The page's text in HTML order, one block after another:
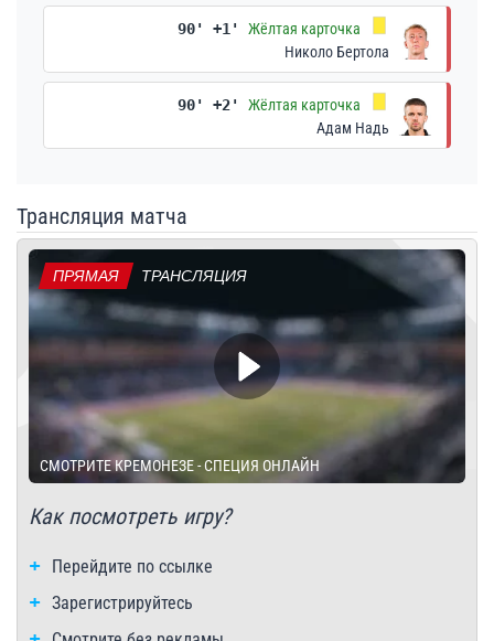
90' +1'
Жёлтая карточка
Николо Бертола
90' +2'
Жёлтая карточка
Адам Надь
Трансляция матча
ПРЯМАЯ ТРАНСЛЯЦИЯ
СМОТРИТЕ КРЕМОНЕЗЕ - СПЕЦИЯ ОНЛАЙН
Как посмотреть игру?
Перейдите по ссылке
Зарегистрируйтесь